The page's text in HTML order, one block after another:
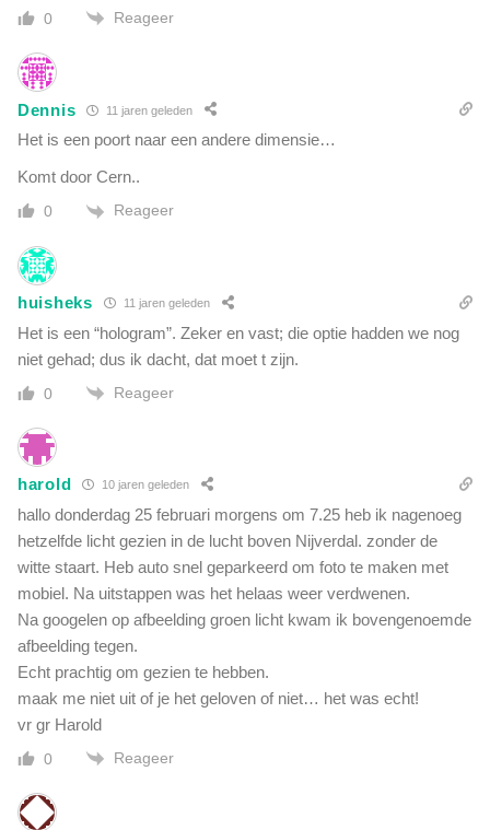
0 Reageer
Dennis 11 jaren geleden
Het is een poort naar een andere dimensie…
Komt door Cern..
0 Reageer
huisheks 11 jaren geleden
Het is een “hologram”. Zeker en vast; die optie hadden we nog
niet gehad; dus ik dacht, dat moet t zijn.
0 Reageer
harold 10 jaren geleden
hallo donderdag 25 februari morgens om 7.25 heb ik nagenoeg
hetzelfde licht gezien in de lucht boven Nijverdal. zonder de
witte staart. Heb auto snel geparkeerd om foto te maken met
mobiel. Na uitstappen was het helaas weer verdwenen.
Na googelen op afbeelding groen licht kwam ik bovengenoemde
afbeelding tegen.
Echt prachtig om gezien te hebben.
maak me niet uit of je het geloven of niet… het was echt!
vr gr Harold
0 Reageer